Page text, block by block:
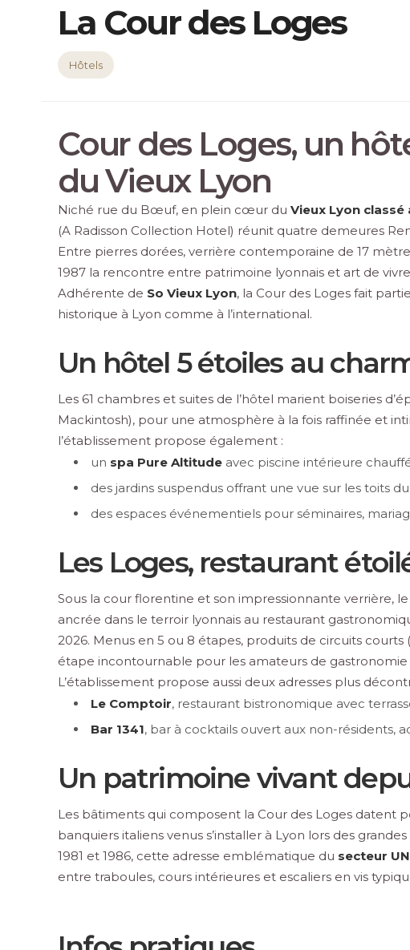
La Cour des Loges
Hôtels
Cour des Loges, un
du Vieux Lyon
Niché rue du Bœuf, en plein cœur du Vieux Lyon classé
(A Radisson Collection Hotel) réunit quatre demeures
Entre pierres dorées, verrière contemporaine de 17
1987 la rencontre entre patrimoine lyonnais et art de
Adhérente de So Vieux Lyon, la Cour des Loges fait
historique à Lyon comme à l’international.
Un hôtel 5 étoiles au
Les 61 chambres et suites de l’hôtel marient boiseries
Mackintosh), pour une atmosphère à la fois raffinée et
l’établissement propose également :
un spa Pure Altitude avec piscine intérieure
des jardins suspendus offrant une vue sur les toits
des espaces événementiels pour séminaires,
Les Loges, restaurant
Sous la cour florentine et son impressionnante verrière,
ancrée dans le terroir lyonnais au restaurant
2026. Menus en 5 ou 8 étapes, produits de circuits
étape incontournable pour les amateurs de gastronomie
L’établissement propose aussi deux adresses plus
Le Comptoir, restaurant bistronomique avec
Bar 1341, bar à cocktails ouvert aux non-
Un patrimoine vivant
Les bâtiments qui composent la Cour des Loges datent
banquiers italiens venus s’installer à Lyon lors des
1981 et 1986, cette adresse emblématique du secteur
entre traboules, cours intérieures et escaliers en vis